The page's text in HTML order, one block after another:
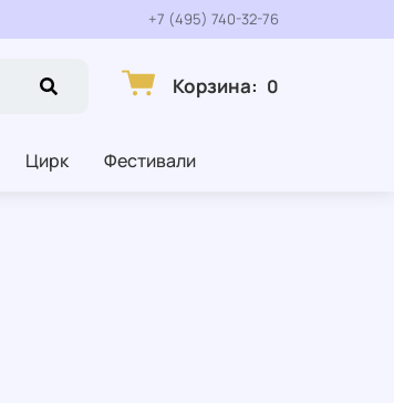
+7 (495) 740-32-76
Корзина: 0
Цирк Фестивали